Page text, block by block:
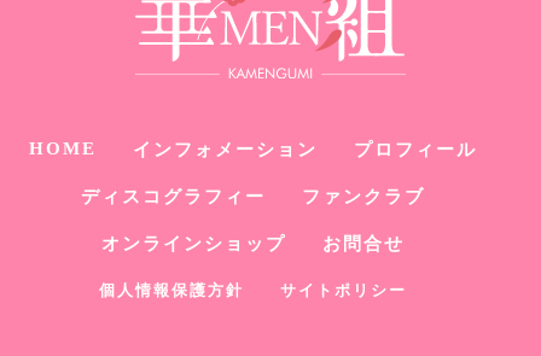
HOME インフォメーション プロフィール
ディスコグラフィー ファンクラブ
オンラインショップ お問合せ
個人情報保護方針 サイトポリシー